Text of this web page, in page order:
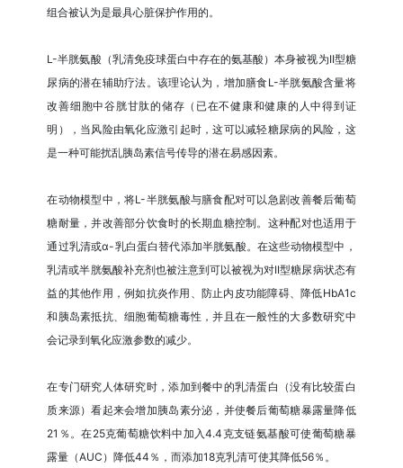
组合被认为是最具心脏保护作用的。
L-半胱氨酸（乳清免疫球蛋白中存在的氨基酸）本身被视为II型糖
尿病的潜在辅助疗法。该理论认为，增加膳食L-半胱氨酸含量将
改善细胞中谷胱甘肽的储存（已在不健康和健康的人中得到证
明），当风险由氧化应激引起时，这可以减轻糖尿病的风险，这
是一种可能扰乱胰岛素信号传导的潜在易感因素。
在动物模型中，将L-半胱氨酸与膳食配对可以急剧改善餐后葡萄
糖耐量，并改善部分饮食时的长期血糖控制。这种配对也适用于
通过乳清或α-乳白蛋白替代添加半胱氨酸。在这些动物模型中，
乳清或半胱氨酸补充剂也被注意到可以被视为对II型糖尿病状态有
益的其他作用，例如抗炎作用、防止内皮功能障碍、降低HbA1c
和胰岛素抵抗、细胞葡萄糖毒性，并且在一般性的大多数研究中
会记录到氧化应激参数的减少。
在专门研究人体研究时，添加到餐中的乳清蛋白（没有比较蛋白
质来源）看起来会增加胰岛素分泌，并使餐后葡萄糖暴露量降低
21％。在25克葡萄糖饮料中加入4.4克支链氨基酸可使葡萄糖暴
露量（AUC）降低44％，而添加18克乳清可使其降低56％。